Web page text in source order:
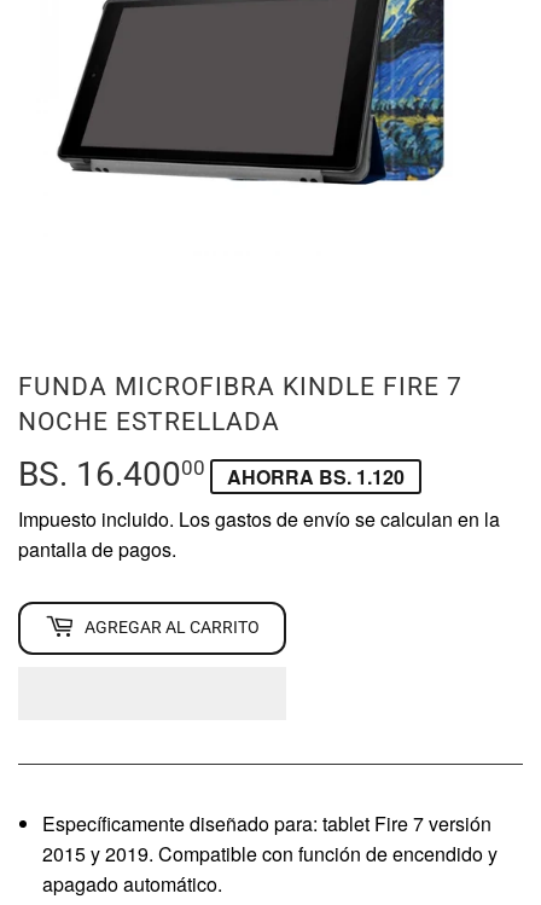
FUNDA MICROFIBRA KINDLE FIRE 7
NOCHE ESTRELLADA
BS. 16.40000 BS.
16.400,00
AHORRA BS. 1.120
Impuesto incluido. Losgastos de envíose calculan en la
pantalla de pagos.
AGREGAR AL CARRITO
Específicamente diseñado para: tablet Fire 7 versión
2015 y 2019. Compatible con función de encendido y
apagado automático.